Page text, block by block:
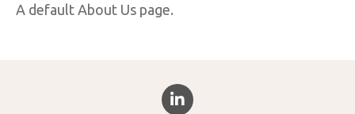
A default About Us page.